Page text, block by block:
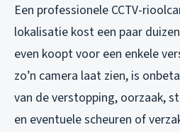
Een professionele CCTV-
lokalisatie kost een paar
even koopt voor een enkele
zo’n camera laat zien, is
van de verstopping, oorzaak,
en eventuele scheuren of